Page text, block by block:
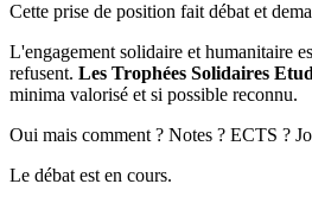
Cette prise de position fait débat et
L'engagement solidaire et humanitaire
refusent. Les Trophées Solidaires
minima valorisé et si possible reconnu.
Oui mais comment ? Notes ? ECTS ?
Le débat est en cours.